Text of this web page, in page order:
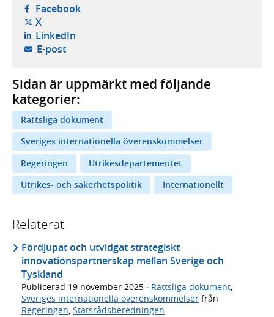
Facebook- öppnas i ny flik, extern webbplats,
X- öppnas i ny flik, extern webbplats,
LinkedIn- öppnas i ny flik, extern webbplats,
E-post- öppnar din e-postklient,
Sidan är uppmärkt med följande
kategorier:
Rättsliga dokument
Sveriges internationella överenskommelser
Regeringen
Utrikesdepartementet
Utrikes- och säkerhetspolitik
Internationellt
Relaterat
Fördjupat och utvidgat strategiskt
innovationspartnerskap mellan Sverige och
Tyskland
Publicerad 19 november 2025 · Rättsliga dokument,
Sveriges internationella överenskommelser från
Regeringen, Statsrådsberedningen